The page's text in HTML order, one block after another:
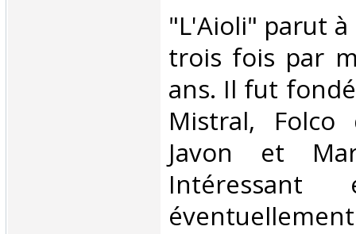
‎"L'Aioli" parut
trois fois par
ans. Il fut
Mistral, Folco
Javon et
Intéressant